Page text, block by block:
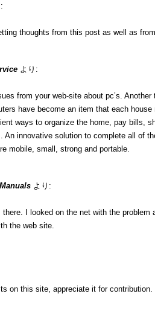
thoughts from this post as well as
より:
from your web-site about pc’s. Another
have become an item that each
ways to organize the home, pay bills,
An innovative solution to complete all of
mobile, small, strong and portable.
より:
I looked on the net with the problem
the web site.
on this site, appreciate it for contribution.